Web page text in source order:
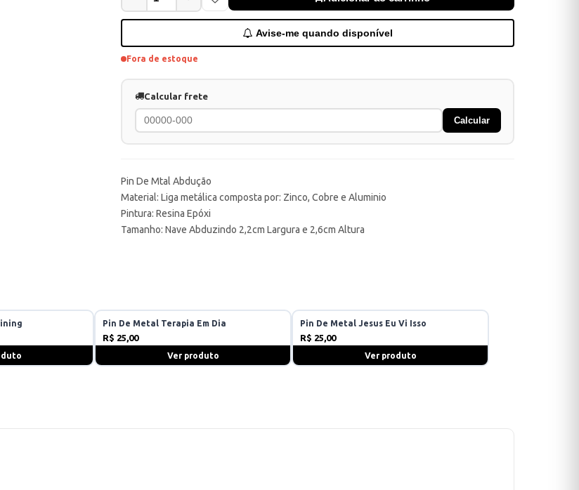
Avise-me quando disponível
Fora de estoque
Calcular frete
Calcular
Pin De Mtal Abdução
Material: Liga metálica composta por: Zinco, Cobre e Aluminio
Pintura: Resina Epóxi
Tamanho: Nave Abduzindo 2,2cm Largura e 2,6cm Altura
Pin De Metal Terapia Em Dia
R$ 25,00
Ver produto
Pin De Metal Jesus Eu Vi Isso
R$ 25,00
Ver produto